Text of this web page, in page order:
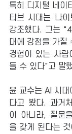
특히 디지털 네이
티브 시대는 나
강조했다. 그는
대에 강점을 가질
경험이 있는 사
들 수 있다"고 말
윤 교수는 AI 시
다고 봤다. 과거
이 아니라, 질문
을 갖게 된다는